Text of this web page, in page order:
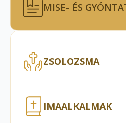
MISE- ÉS
ZSOLOZSMA
IMAALKALMAK